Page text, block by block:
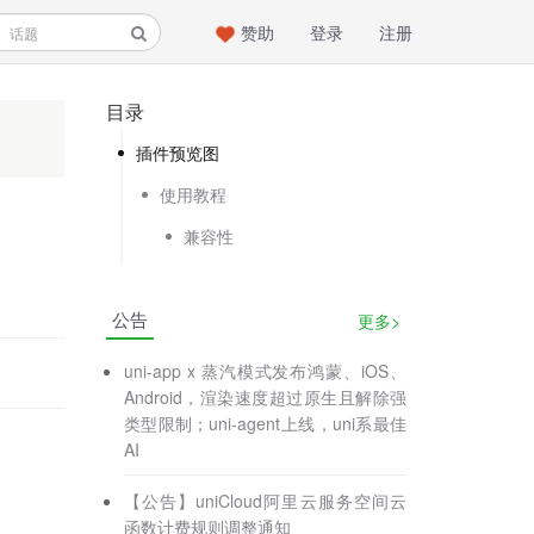
注册
登录
赞助
目录
插件预览图
使用教程
兼容性
公告 更多>
uni-app x 蒸汽模式发布鸿蒙、iOS、
Android，渲染速度超过原生且解除强
类型限制；uni-agent上线，uni系最佳
AI
【公告】uniCloud阿里云服务空间云
函数计费规则调整通知